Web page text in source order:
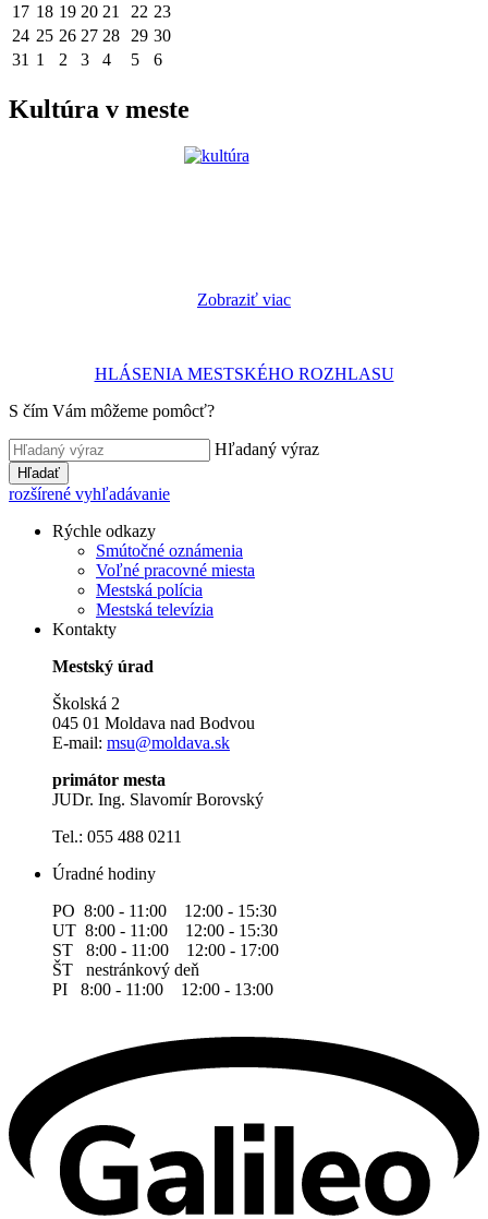
17 18 19 20 21 22 23
24 25 26 27 28 29 30
31 1 2 3 4 5 6
Kultúra v meste
Zobraziť viac
HLÁSENIA MESTSKÉHO ROZHLASU
S čím Vám môžeme pomôcť?
Hľadaný výraz
Hľadať
rozšírené vyhľadávanie
Rýchle odkazy
Smútočné oznámenia
Voľné pracovné miesta
Mestská polícia
Mestská televízia
Kontakty
Mestský úrad
Školská 2
045 01 Moldava nad Bodvou
E-mail: msu@moldava.sk
primátor mesta
JUDr. Ing. Slavomír Borovský
Tel.: 055 488 0211
Úradné hodiny
PO 8:00 - 11:00 12:00 - 15:30
UT 8:00 - 11:00 12:00 - 15:30
ST 8:00 - 11:00 12:00 - 17:00
ŠT nestránkový deň
PI 8:00 - 11:00 12:00 - 13:00